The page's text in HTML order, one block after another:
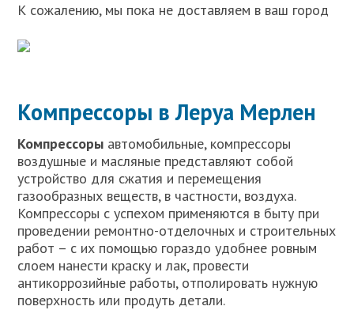
К сожалению, мы пока не доставляем в ваш город
Компрессоры в Леруа Мерлен
Компрессоры автомобильные, компрессоры
воздушные и масляные представляют собой
устройство для сжатия и перемещения
газообразных веществ, в частности, воздуха.
Компрессоры с успехом применяются в быту при
проведении ремонтно-отделочных и строительных
работ – с их помощью гораздо удобнее ровным
слоем нанести краску и лак, провести
антикоррозийные работы, отполировать нужную
поверхность или продуть детали.